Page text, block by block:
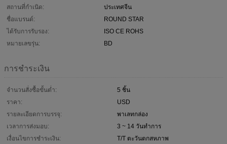
สถานที่กำเนิด:
ประเทศจีน
ชื่อแบรนด์:
ROUND STAR
ได้รับการรับรอง:
ISO CE ROHS
หมายเลขรุ่น:
BD
การชำระเงิน
จำนวนสั่งซื้อขั้นต่ำ:
5 ชิ้น
ราคา:
USD
รายละเอียดการบรรจุ:
พาเลทกล่อง
เวลาการส่งมอบ:
3 ~ 14 วันทำการ
เงื่อนไขการชำระเงิน:
T/T ตะวันตกสหภาพ